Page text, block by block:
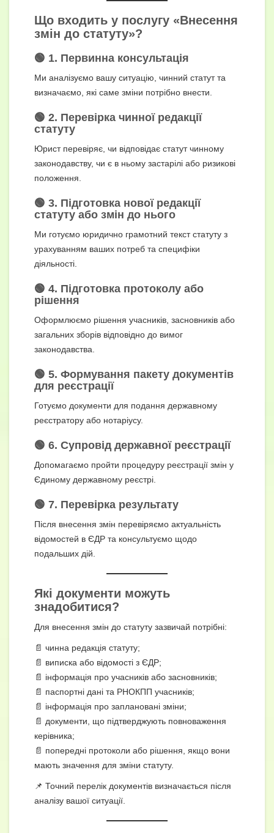
Що входить у послугу «Внесення
змін до статуту»?
🟢 1. Первинна консультація
Ми аналізуємо вашу ситуацію, чинний статут та
визначаємо, які саме зміни потрібно внести.
🟢 2. Перевірка чинної редакції
статуту
Юрист перевіряє, чи відповідає статут чинному
законодавству, чи є в ньому застарілі або ризикові
положення.
🟢 3. Підготовка нової редакції
статуту або змін до нього
Ми готуємо юридично грамотний текст статуту з
урахуванням ваших потреб та специфіки
діяльності.
🟢 4. Підготовка протоколу або
рішення
Оформлюємо рішення учасників, засновників або
загальних зборів відповідно до вимог
законодавства.
🟢 5. Формування пакету документів
для реєстрації
Готуємо документи для подання державному
реєстратору або нотаріусу.
🟢 6. Супровід державної реєстрації
Допомагаємо пройти процедуру реєстрації змін у
Єдиному державному реєстрі.
🟢 7. Перевірка результату
Після внесення змін перевіряємо актуальність
відомостей в ЄДР та консультуємо щодо
подальших дій.
Які документи можуть
знадобитися?
Для внесення змін до статуту зазвичай потрібні:
📄 чинна редакція статуту;
📄 виписка або відомості з ЄДР;
📄 інформація про учасників або засновників;
📄 паспортні дані та РНОКПП учасників;
📄 інформація про заплановані зміни;
📄 документи, що підтверджують повноваження
керівника;
📄 попередні протоколи або рішення, якщо вони
мають значення для зміни статуту.
📌 Точний перелік документів визначається після
аналізу вашої ситуації.